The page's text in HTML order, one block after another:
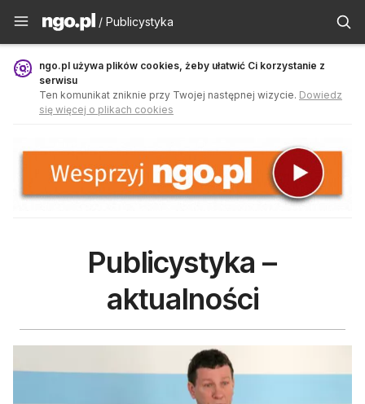
Publicystyka - ngo.pl
/ Publicystyka
ngo.pl używa plików cookies, żeby ułatwić Ci korzystanie z
serwisu
Ten komunikat zniknie przy Twojej następnej wizycie. Dowiedz
się więcej o plikach cookies
Publicystyka –
aktualności